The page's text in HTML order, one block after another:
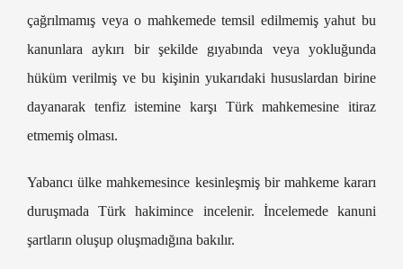
çağrılmamış veya o mahkemede temsil edilmemiş yahut bu
kanunlara aykırı bir şekilde gıyabında veya yokluğunda
hüküm verilmiş ve bu kişinin yukarıdaki hususlardan birine
dayanarak tenfiz istemine karşı Türk mahkemesine itiraz
etmemiş olması.
Yabancı ülke mahkemesince kesinleşmiş bir mahkeme kararı
duruşmada Türk hakimince incelenir. İncelemede kanuni
şartların oluşup oluşmadığına bakılır.